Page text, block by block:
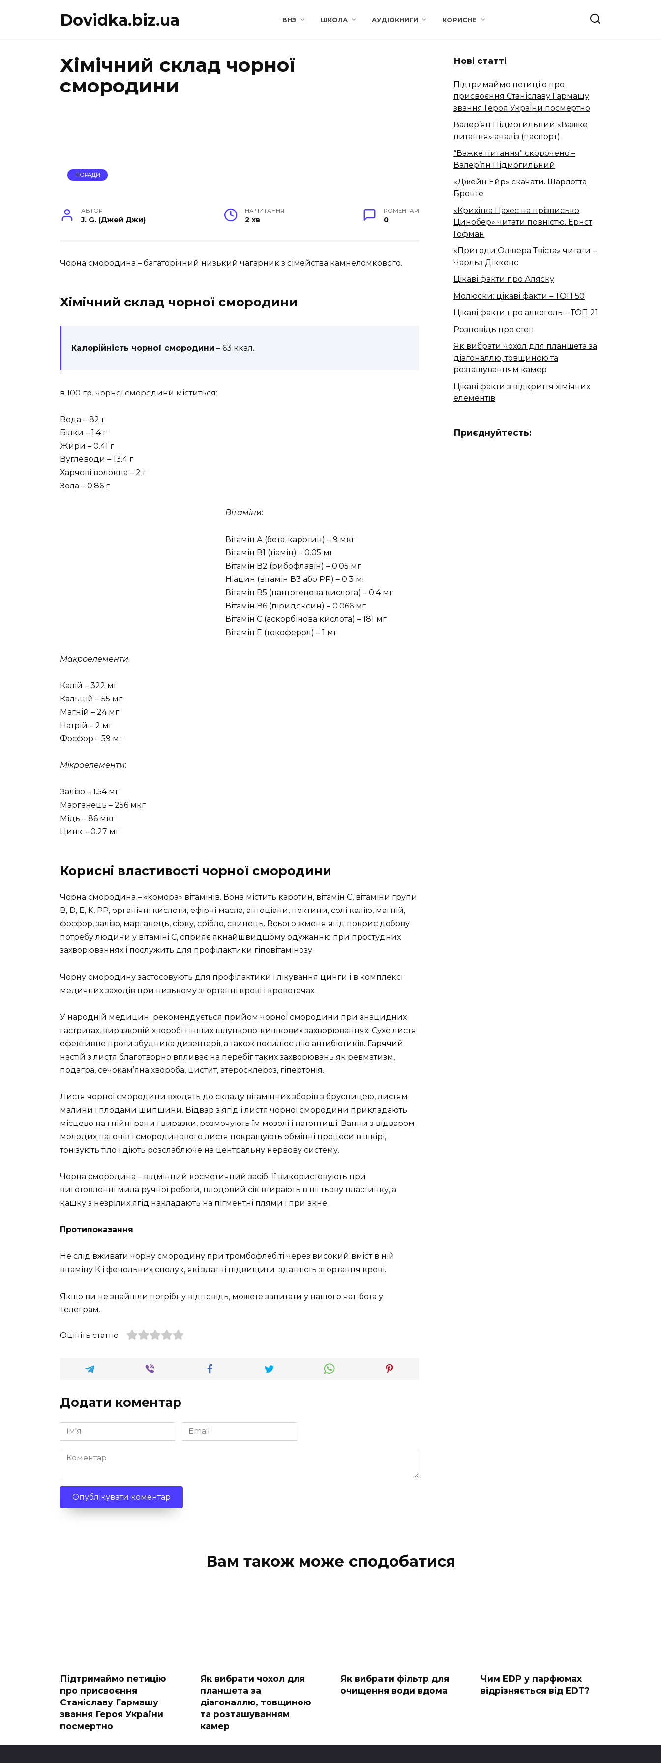
Dovidka.biz.ua ВНЗ ШКОЛА АУДІОКНИГИ КОРИСНЕ
Хімічний склад чорної
смородини
ПОРАДИ
АВТОР
J. G. (Джей Джи)
НА ЧИТАННЯ
2 хв
КОМЕНТАРІ
0
Чорна смородина – багаторічний низький чагарник з сімейства камнеломкового.
Хімічний склад чорної смородини
Калорійність чорної смородини – 63 ккал.
в 100 гр. чорної смородини міститься:
Вода – 82 г
Білки – 1.4 г
Жири – 0.41 г
Вуглеводи – 13.4 г
Харчові волокна – 2 г
Зола – 0.86 г
Вітаміни:
Вітамін А (бета-каротин) – 9 мкг
Вітамін В1 (тіамін) – 0.05 мг
Вітамін В2 (рибофлавін) – 0.05 мг
Ніацин (вітамін В3 або РР) – 0.3 мг
Вітамін В5 (пантотенова кислота) – 0.4 мг
Вітамін В6 (піридоксин) – 0.066 мг
Вітамін С (аскорбінова кислота) – 181 мг
Вітамін Е (токоферол) – 1 мг
Макроелементи:
Калій – 322 мг
Кальцій – 55 мг
Магній – 24 мг
Натрій – 2 мг
Фосфор – 59 мг
Мікроелементи:
Залізо – 1.54 мг
Марганець – 256 мкг
Мідь – 86 мкг
Цинк – 0.27 мг
Корисні властивості чорної смородини
Чорна смородина – «комора» вітамінів. Вона містить каротин, вітамін С, вітаміни групи
В, D, E, K, PP, органічні кислоти, ефірні масла, антоціани, пектини, солі калію, магній,
фосфор, залізо, марганець, сірку, срібло, свинець. Всього жменя ягід покриє добову
потребу людини у вітаміні С, сприяє якнайшвидшому одужанню при простудних
захворюваннях і послужить для профілактики гіповітамінозу.
Чорну смородину застосовують для профілактики і лікування цинги і в комплексі
медичних заходів при низькому згортанні крові і кровотечах.
У народній медицині рекомендується прийом чорної смородини при анацидних
гастритах, виразковій хворобі і інших шлунково-кишкових захворюваннях. Сухе листя
ефективне проти збудника дизентерії, а також посилює дію антибіотиків. Гарячий
настій з листя благотворно впливає на перебіг таких захворювань як ревматизм,
подагра, сечокам’яна хвороба, цистит, атеросклероз, гіпертонія.
Листя чорної смородини входять до складу вітамінних зборів з брусницею, листям
малини і плодами шипшини. Відвар з ягід і листя чорної смородини прикладають
місцево на гнійні рани і виразки, розмочують їм мозолі і натоптиші. Ванни з відваром
молодих пагонів і смородинового листя покращують обмінні процеси в шкірі,
тонізують тіло і діють розслаблюче на центральну нервову систему.
Чорна смородина – відмінний косметичний засіб. Її використовують при
виготовленні мила ручної роботи, плодовий сік втирають в нігтьову пластинку, а
кашку з незрілих ягід накладають на пігментні плями і при акне.
Протипоказання
Не слід вживати чорну смородину при тромбофлебіті через високий вміст в ній
вітаміну К і фенольних сполук, які здатні підвищити здатність згортання крові.
Якщо ви не знайшли потрібну відповідь, можете запитати у нашого чат-бота у
Телеграм.
Оцініть статтю
Додати коментар
Ім'я
*
Email
*
Коментар
Нові статті
Підтримаймо петицію про
присвоєння Станіславу Гармашу
звання Героя України посмертно
Валер’ян Підмогильний «Важке
питання» аналіз (паспорт)
“Важке питання” скорочено –
Валер’ян Підмогильний
«Джейн Ейр» скачати. Шарлотта
Бронте
«Крихітка Цахес на прізвисько
Цинобер» читати повністю. Ернст
Гофман
«Пригоди Олівера Твіста» читати –
Чарльз Діккенс
Цікаві факти про Аляску
Молюски: цікаві факти – ТОП 50
Цікаві факти про алкоголь – ТОП 21
Розповідь про степ
Як вибрати чохол для планшета за
діагоналлю, товщиною та
розташуванням камер
Цікаві факти з відкриття хімічних
елементів
Приєднуйтесть:
Вам також може сподобатися
Підтримаймо петицію
про присвоєння
Станіславу Гармашу
звання Героя України
посмертно
Як вибрати чохол для
планшета за
діагоналлю, товщиною
та розташуванням
камер
Як вибрати фільтр для
очищення води вдома
Чим EDP у парфюмах
відрізняється від EDT?